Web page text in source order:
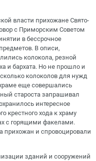
власти прихожане Свято-
с Приморским Советом
в бессрочное
В описи,
колокола, резной
и бархата. Но не прошло и
колоколов для нужд
еще совершались
староста запрашивал
интересное
крестного хода к храму
с горящими факелами.
и спровоцировали
зданий и сооружений